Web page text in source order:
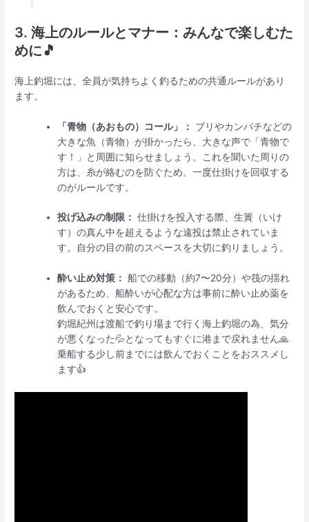
3. 海上のルールとマナー：みんなで楽しむた
めに🎵
海上釣堀には、全員が気持ちよく釣るための共通ルールがあり
ます。
「青物（あおもの）コール」：
ブリやカンパチなどの
大きな魚（青物）が掛かったら、大きな声で「青物で
す！」と周囲に知らせましょう。これを聞いた周りの
方は、糸が絡むのを防ぐため、一度仕掛けを回収する
のがルールです。
投げ込みの制限： 仕掛けを投入する際、生簀（いけ
す）の真ん中を超えるような遠投は禁止されていま
す。自分の目の前のスペースを大切に釣りましょう。
酔い止め対策： 船での移動（約7〜20分）や筏の揺れ
があるため、船酔いが心配な方は事前に酔い止め薬を
飲んでおくと安心です。
釣堀紀州は渡船で釣り場まで行く海上釣堀の為、気分
が悪くなった💦となってもすぐに港まで戻れません🙏
乗船する少し前までには飲んでおくことをおススメし
ます👍